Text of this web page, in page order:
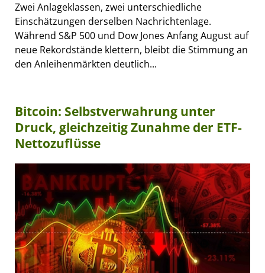
Zwei Anlageklassen, zwei unterschiedliche
Einschätzungen derselben Nachrichtenlage.
Während S&P 500 und Dow Jones Anfang August auf
neue Rekordstände klettern, bleibt die Stimmung an
den Anleihenmärkten deutlich...
Bitcoin: Selbstverwahrung unter
Druck, gleichzeitig Zunahme der ETF-
Nettozuflüsse